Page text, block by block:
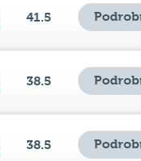
41.5
38.5
38.5